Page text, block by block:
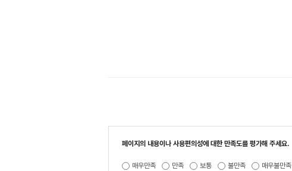
페이지의 내용이나 사용편의성에 대한 만족도를 평가해 주세요.
매우만족 만족 보통 불만족 매우불만족